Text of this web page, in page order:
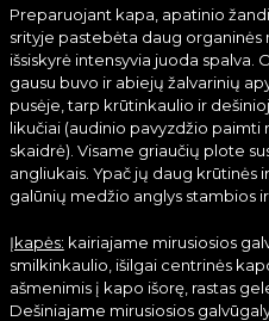
Preparuojant kapa, apatinio
srityje pastebėta daug
išsiskyrė intensyvia juoda spalva.
gausu buvo ir abiejų žalvarinių
pusėje, tarp krūtinkaulio ir
likučiai (audinio pavyzdžio paimti
skaidrė). Visame griaučių plote
angliukais. Ypač jų daug krūtinės
galūnių medžio anglys stambios ir
Įkapės: kairiajame mirusiosios
smilkinkaulio, išilgai centrinės
ašmenimis į kapo išorę, rastas
Dešiniajame mirusiosios